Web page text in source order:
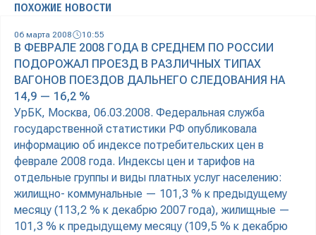
ПОХОЖИЕ НОВОСТИ
06 марта 2008 10:55
В ФЕВРАЛЕ 2008 ГОДА В СРЕДНЕМ ПО РОССИИ
ПОДОРОЖАЛ ПРОЕЗД В РАЗЛИЧНЫХ ТИПАХ
ВАГОНОВ ПОЕЗДОВ ДАЛЬНЕГО СЛЕДОВАНИЯ НА
14,9 — 16,2 %
УрБК, Москва, 06.03.2008. Федеральная служба
государственной статистики РФ опубликовала
информацию об индексе потребительских цен в
феврале 2008 года. Индексы цен и тарифов на
отдельные группы и виды платных услуг населению:
жилищно- коммунальные — 101,3 % к предыдущему
месяцу (113,2 % к декабрю 2007 года), жилищные —
101,3 % к предыдущему месяцу (109,5 % к декабрю